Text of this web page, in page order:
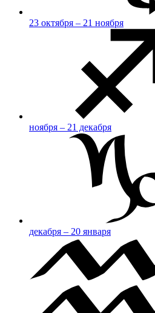
23 октября – 21 ноября
ноября – 21 декабря
декабря – 20 января